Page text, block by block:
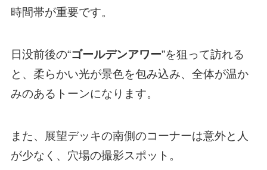
時間帯が重要です。
日没前後の“ゴールデンアワー”を狙って訪れる
と、柔らかい光が景色を包み込み、全体が温か
みのあるトーンになります。
また、展望デッキの南側のコーナーは意外と人
が少なく、穴場の撮影スポット。